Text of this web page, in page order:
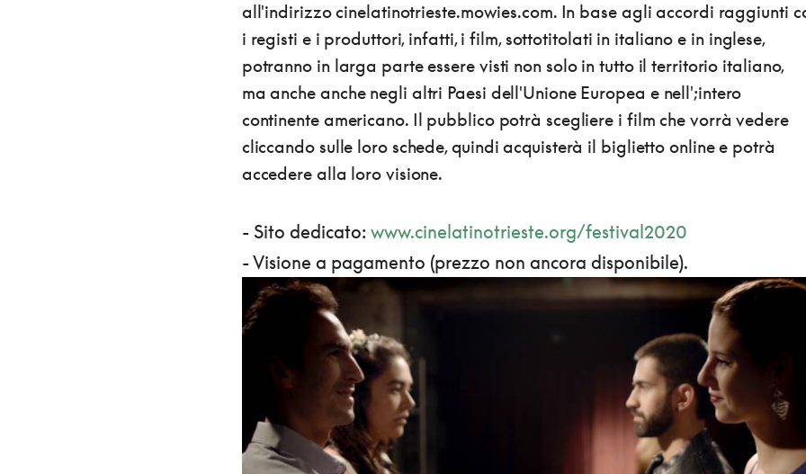
all'indirizzo cinelatinotrieste.mowies.com. In base agli accordi raggiunti
i registi e i produttori, infatti, i film, sottotitolati in italiano e in inglese,
potranno in larga parte essere visti non solo in tutto il territorio italiano,
ma anche anche negli altri Paesi dell'Unione Europea e nell';intero
continente americano. Il pubblico potrà scegliere i film che vorrà vedere
cliccando sulle loro schede, quindi acquisterà il biglietto online e potrà
accedere alla loro visione.
- Sito dedicato: www.cinelatinotrieste.org/festival2020
- Visione a pagamento (prezzo non ancora disponibile).